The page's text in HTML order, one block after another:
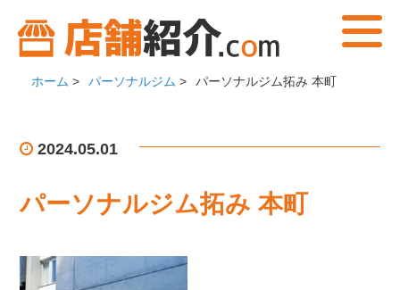
ホーム > パーソナルジム > パーソナルジム拓み 本町
2024.05.01
パーソナルジム拓み 本町